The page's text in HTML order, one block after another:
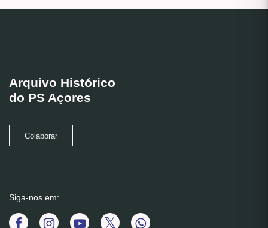
Arquivo Histórico
do PS Açores
Colaborar
Siga-nos em: